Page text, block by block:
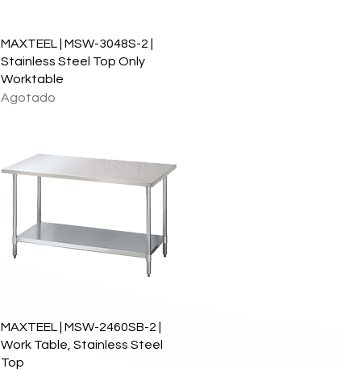
Vista rápida
MAXTEEL | MSW-3048S-2 |
Stainless Steel Top Only
Worktable
Agotado
Vista rápida
MAXTEEL | MSW-2460SB-2 |
Work Table, Stainless Steel
Top